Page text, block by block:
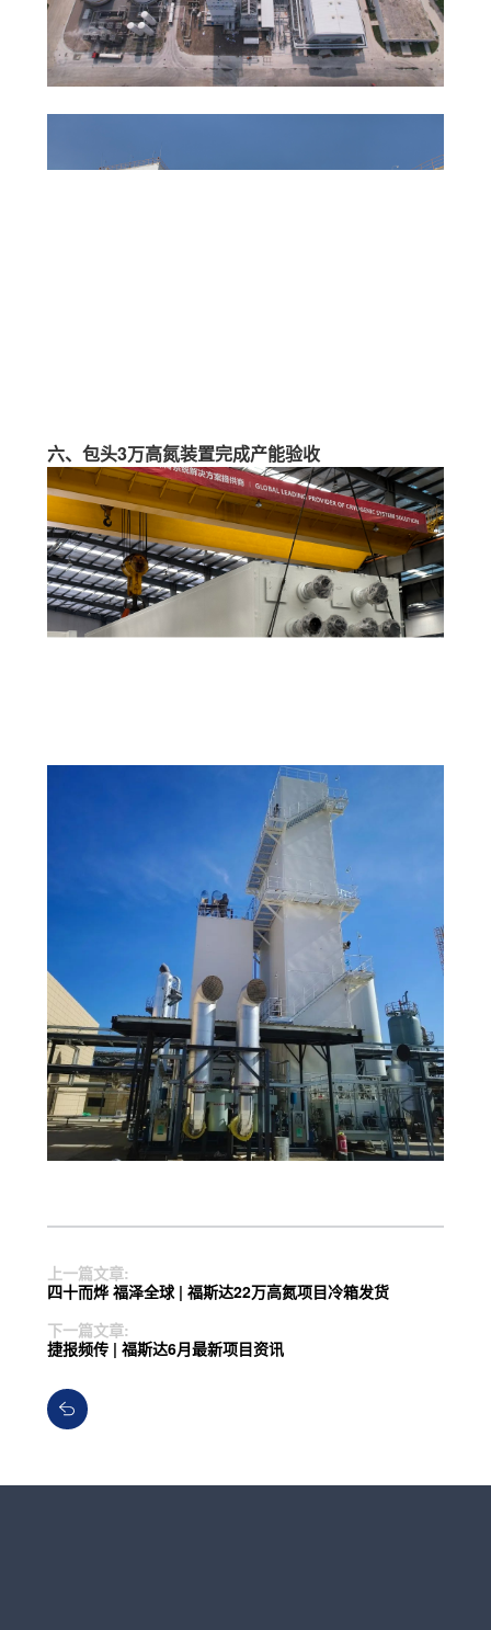
六、包头3万高氮装置完成产能验收
上一篇文章:
四十而烨 福泽全球 | 福斯达22万高氮项目冷箱发货
下一篇文章:
捷报频传 | 福斯达6月最新项目资讯